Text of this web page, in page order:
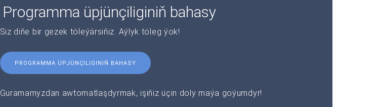
Programma üpjünçiliginiň bahasy
Siz diňe bir gezek töleýärsiňiz. Aýlyk töleg ýok!
PROGRAMMA ÜPJÜNÇILIGINIŇ BAHASY
Guramamyzdan awtomatlaşdyrmak, işiňiz üçin doly maýa goýumdyr!